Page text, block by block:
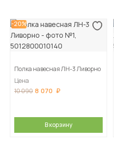
-20%
Полка навесная ЛН-3 Ливорно
Цена
10 090 8 070
В корзину